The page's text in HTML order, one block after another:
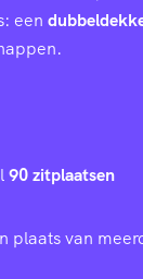
een
90 zitplaatsen
plaats van